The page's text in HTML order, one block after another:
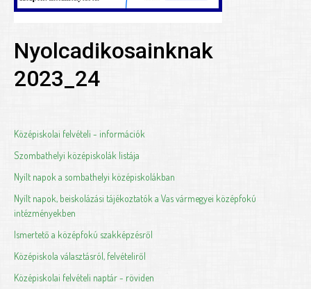
Nyolcadikosainknak
2023_24
Középiskolai felvételi - információk
Szombathelyi középiskolák listája
Nyílt napok a sombathelyi középiskolákban
Nyílt napok, beiskolázási tájékoztatók a Vas vármegyei középfokú
intézményekben
Ismertető a középfokú szakképzésről
Középiskola választásról, felvételiről
Középiskolai felvételi naptár - röviden